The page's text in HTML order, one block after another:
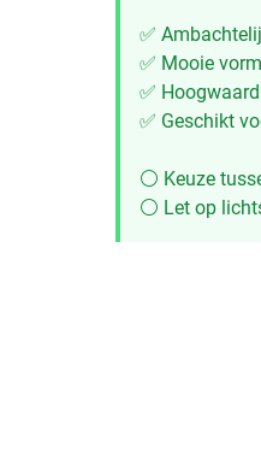
✅
✅ Mooie
✅
✅ Geschikt
⚪ Keuze
⚪ Let op